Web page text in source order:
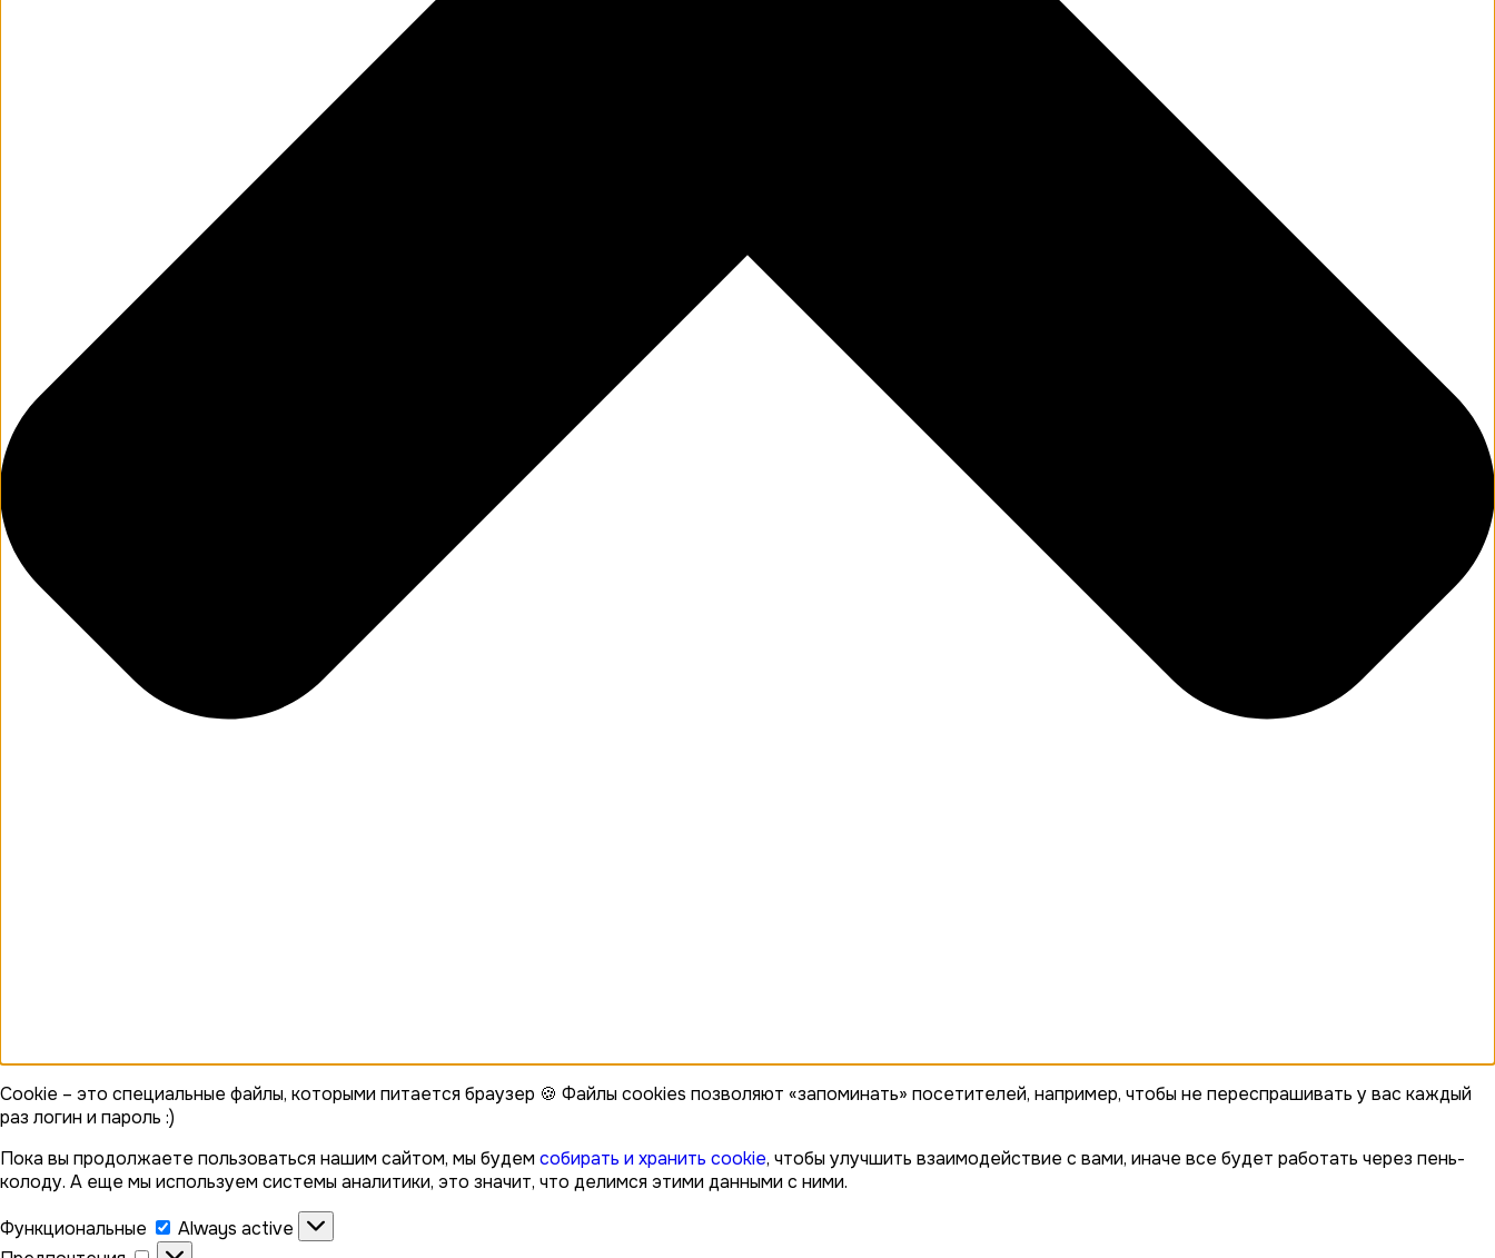
Cookie – это специальные файлы, которыми питается браузер 🍪 Файлы cookies позволяют «запоминать» посетителей, например, чтобы не переспрашивать у вас каждый
раз логин и пароль :)
Пока вы продолжаете пользоваться нашим сайтом, мы будем собирать и хранить cookie, чтобы улучшить взаимодействие с вами, иначе все будет работать через пень-
колоду. А еще мы используем системы аналитики, это значит, что делимся этими данными с ними.
Функциональные
Функциональные
Always active
Предпочтения